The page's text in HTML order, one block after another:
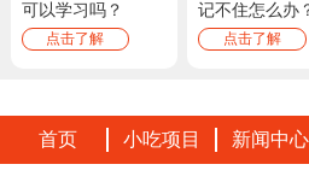
可以学习吗？
点击了解
记不住怎么办
点击了解
首页 小吃项目 新闻中心